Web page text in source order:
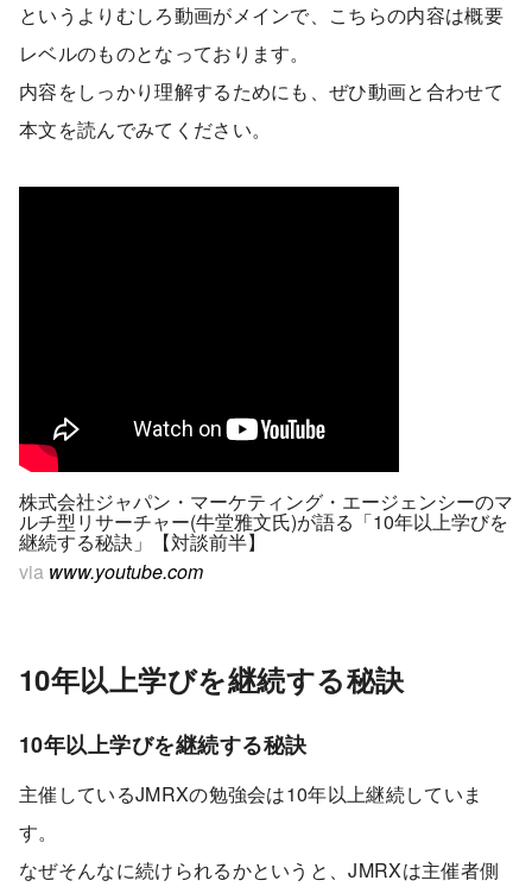
というよりむしろ動画がメインで、こちらの内容は概要
レベルのものとなっております。
内容をしっかり理解するためにも、ぜひ動画と合わせて
本文を読んでみてください。
株式会社ジャパン・マーケティング・エージェンシーのマ
ルチ型リサーチャー(牛堂雅文氏)が語る「10年以上学びを
継続する秘訣」【対談前半】
via www.youtube.com
10年以上学びを継続する秘訣
10年以上学びを継続する秘訣
主催しているJMRXの勉強会は10年以上継続していま
す。
なぜそんなに続けられるかというと、JMRXは主催者側